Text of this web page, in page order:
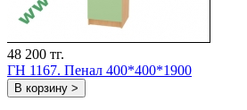
48 200 тг.
ГH 1167. Пенал 400*400*1900
В корзину >